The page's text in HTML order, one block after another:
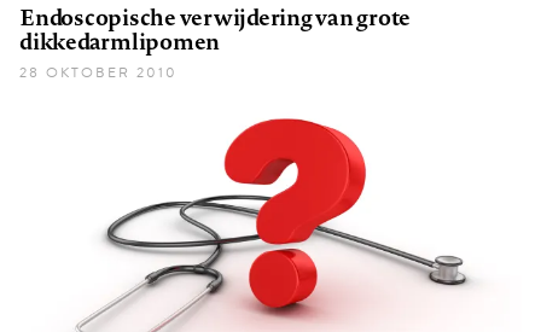
Endoscopische verwijdering van grote
dikkedarmlipomen
28 OKTOBER 2010